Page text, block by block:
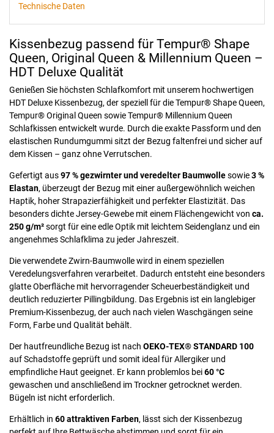
Technische Daten
Kissenbezug passend für Tempur® Shape
Queen, Original Queen & Millennium Queen –
HDT Deluxe Qualität
Genießen Sie höchsten Schlafkomfort mit unserem hochwertigen
HDT Deluxe Kissenbezug, der speziell für die Tempur® Shape Queen,
Tempur® Original Queen sowie Tempur® Millennium Queen
Schlafkissen entwickelt wurde. Durch die exakte Passform und den
elastischen Rundumgummi sitzt der Bezug faltenfrei und sicher auf
dem Kissen – ganz ohne Verrutschen.
Gefertigt aus97 % gezwirnter und veredelter Baumwollesowie3 %
Elastan, überzeugt der Bezug mit einer außergewöhnlich weichen
Haptik, hoher Strapazierfähigkeit und perfekter Elastizität. Das
besonders dichte Jersey-Gewebe mit einem Flächengewicht von ca.
250 g/m²sorgt für eine edle Optik mit leichtem Seidenglanz und ein
angenehmes Schlafklima zu jeder Jahreszeit.
Die verwendete Zwirn-Baumwolle wird in einem speziellen
Veredelungsverfahren verarbeitet. Dadurch entsteht eine besonders
glatte Oberfläche mit hervorragender Scheuerbeständigkeit und
deutlich reduzierter Pillingbildung. Das Ergebnis ist ein langlebiger
Premium-Kissenbezug, der auch nach vielen Waschgängen seine
Form, Farbe und Qualität behält.
Der hautfreundliche Bezug ist nach OEKO-TEX® STANDARD 100
auf Schadstoffe geprüft und somit ideal für Allergiker und
empfindliche Haut geeignet. Er kann problemlos bei60 °C
gewaschen und anschließend im Trockner getrocknet werden.
Bügeln ist nicht erforderlich.
Erhältlich in 60 attraktiven Farben, lässt sich der Kissenbezug